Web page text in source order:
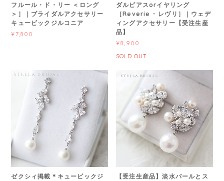
フルール・ド・リー ＜ロング
＞］｜ブライダルアクセサリー
キュービックジルコニア
¥7,800
ダルピアスorイヤリング
［Reverie - レヴリ］｜ウェデ
ィングアクセサリー【受注生産
品】
¥8,900
SOLD OUT
ゼクシィ掲載＊キュービックジ
【受注生産品】淡水パールとス